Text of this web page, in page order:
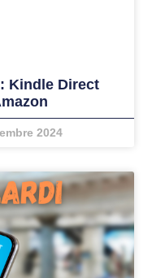
Kindle Direct
2024